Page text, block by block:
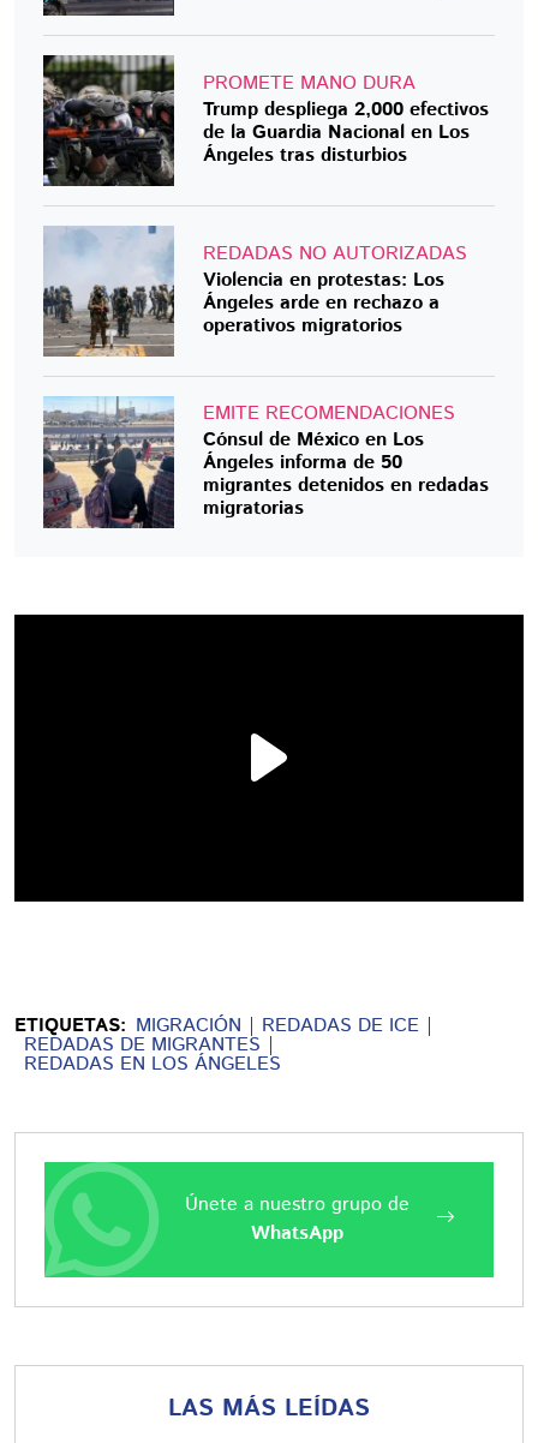
PROMETE MANO DURA
Trump despliega 2,000 efectivos
de la Guardia Nacional en Los
Ángeles tras disturbios
REDADAS NO AUTORIZADAS
Violencia en protestas: Los
Ángeles arde en rechazo a
operativos migratorios
EMITE RECOMENDACIONES
Cónsul de México en Los
Ángeles informa de 50
migrantes detenidos en redadas
migratorias
ETIQUETAS: MIGRACIÓN REDADAS DE ICE
REDADAS DE MIGRANTES
REDADAS EN LOS ÁNGELES
Únete a nuestro grupo de
WhatsApp
LAS MÁS LEÍDAS